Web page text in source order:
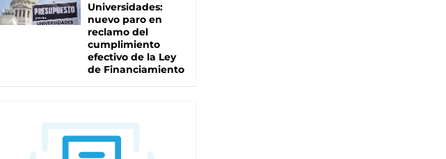
Universidades:
nuevo paro en
reclamo del
cumplimiento
efectivo de la Ley
de Financiamiento